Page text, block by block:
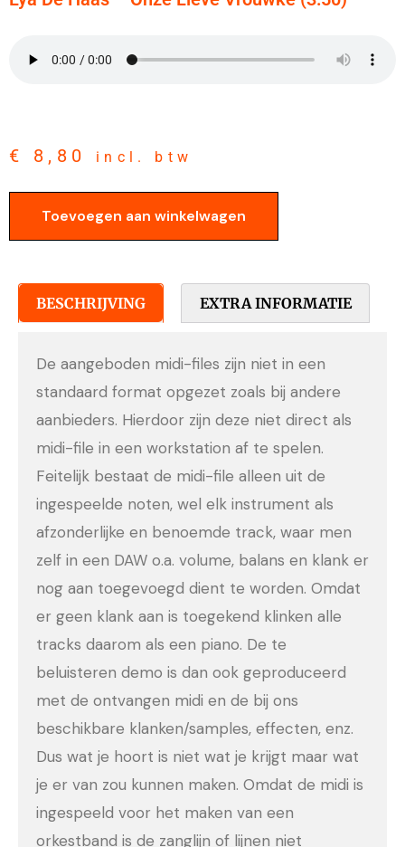
€ 8,80 incl. btw
Toevoegen aan winkelwagen
BESCHRIJVING EXTRA INFORMATIE
De aangeboden midi-files zijn niet in een
standaard format opgezet zoals bij andere
aanbieders. Hierdoor zijn deze niet direct als
midi-file in een workstation af te spelen.
Feitelijk bestaat de midi-file alleen uit de
ingespeelde noten, wel elk instrument als
afzonderlijke en benoemde track, waar men
zelf in een DAW o.a. volume, balans en klank er
nog aan toegevoegd dient te worden. Omdat
er geen klank aan is toegekend klinken alle
tracks daarom als een piano. De te
beluisteren demo is dan ook geproduceerd
met de ontvangen midi en de bij ons
beschikbare klanken/samples, effecten, enz.
Dus wat je hoort is niet wat je krijgt maar wat
je er van zou kunnen maken. Omdat de midi is
ingespeeld voor het maken van een
orkestband is de zanglijn of lijnen niet